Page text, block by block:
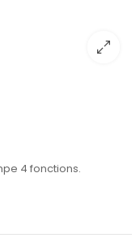
4 fonctions.